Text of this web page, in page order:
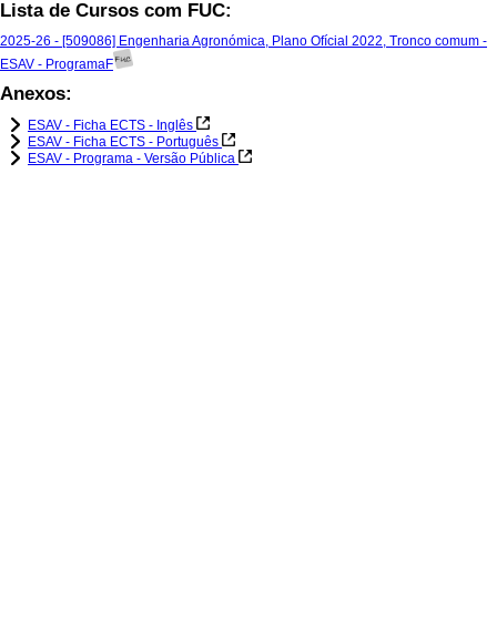
Lista de Cursos com FUC:
2025-26 - [509086] Engenharia Agronómica, Plano Ofícial 2022, Tronco comum -
ESAV - ProgramaF
Anexos:
ESAV - Ficha ECTS - Inglês
ESAV - Ficha ECTS - Português
ESAV - Programa - Versão Pública